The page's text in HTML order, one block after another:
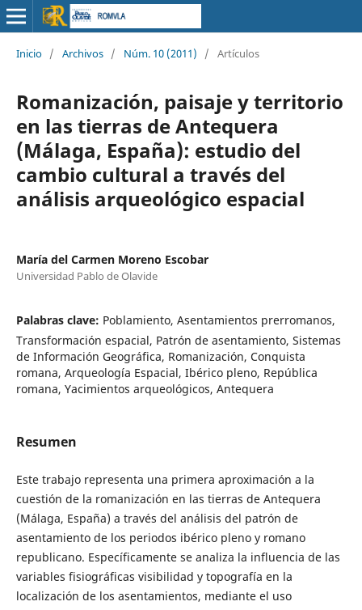
Inicio / Archivos / Núm. 10 (2011) / Artículos
Romanización, paisaje y territorio
en las tierras de Antequera
(Málaga, España): estudio del
cambio cultural a través del
análisis arqueológico espacial
María del Carmen Moreno Escobar
Universidad Pablo de Olavide
Palabras clave: Poblamiento, Asentamientos prerromanos,
Transformación espacial, Patrón de asentamiento, Sistemas
de Información Geográfica, Romanización, Conquista
romana, Arqueología Espacial, Ibérico pleno, República
romana, Yacimientos arqueológicos, Antequera
Resumen
Este trabajo representa una primera aproximación a la
cuestión de la romanización en las tierras de Antequera
(Málaga, España) a través del análisis del patrón de
asentamiento de los periodos ibérico pleno y romano
republicano. Específicamente se analiza la influencia de las
variables fisiográficas visibilidad y topografía en la
localización de los asentamientos, mediante el uso